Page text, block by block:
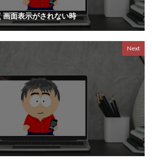
面表示がされない時
Next